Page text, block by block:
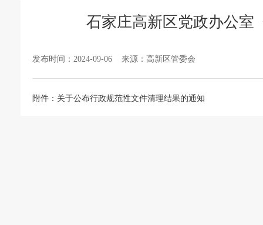
石家庄高新区党政办公室
发布时间：2024-09-06 来源：高新区管委会
附件： 关于公布行政规范性文件清理结果的通知